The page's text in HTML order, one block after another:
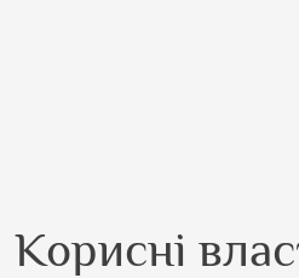
Корисні